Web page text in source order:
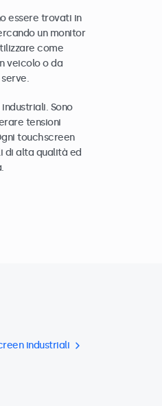
essere trovati in
un monitor
come
veicolo o da
Sono
tensioni
touchscreen
di alta qualità ed
industriali